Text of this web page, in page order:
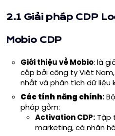
2.1 Giải pháp CDP
Mobio CDP
Giới thiệu vềMobio: là
cấp bởi công ty Việt
nhất và phân tích dữ liệu
Các tính năng chính:
pháp gồm:
Activation CDP: Tập
marketing, cá nhân